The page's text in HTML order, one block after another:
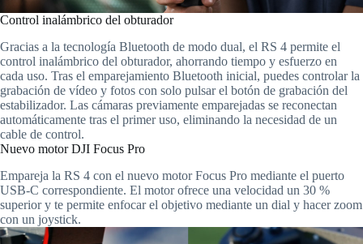
Control inalámbrico del obturador
Gracias a la tecnología Bluetooth de modo dual, el RS 4 permite el
control inalámbrico del obturador, ahorrando tiempo y esfuerzo en
cada uso. Tras el emparejamiento Bluetooth inicial, puedes controlar la
grabación de vídeo y fotos con solo pulsar el botón de grabación del
estabilizador. Las cámaras previamente emparejadas se reconectan
automáticamente tras el primer uso, eliminando la necesidad de un
cable de control.
Nuevo motor DJI Focus Pro
Empareja la RS 4 con el nuevo motor Focus Pro mediante el puerto
USB-C correspondiente. El motor ofrece una velocidad un 30 %
superior y te permite enfocar el objetivo mediante un dial y hacer zoom
con un joystick.